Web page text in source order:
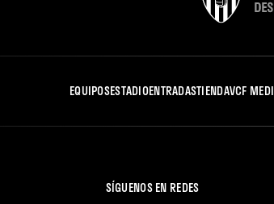
EQUIPOSESTADIOENTRADASTIENDAVCF
SÍGUENOS EN REDES